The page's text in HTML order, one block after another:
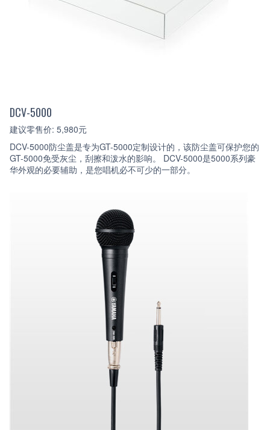
DCV-5000
建议零售价: 5,980元
DCV-5000防尘盖是专为GT-5000定制设计的，该防尘盖可保护您的
GT-5000免受灰尘，刮擦和泼水的影响。 DCV-5000是5000系列豪
华外观的必要辅助，是您唱机必不可少的一部分。